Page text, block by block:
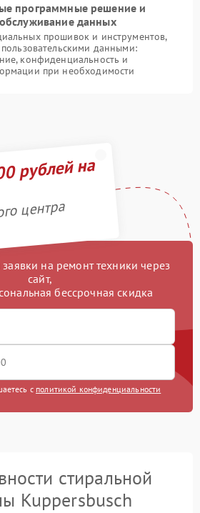
программные решение и
данных
прошивок и инструментов,
данными:
конфиденциальность и
при необходимости
рублей на
центра
на ремонт техники через
сайт,
бессрочная скидка
с политикой конфиденциальности
стиральной
Kuppersbusch